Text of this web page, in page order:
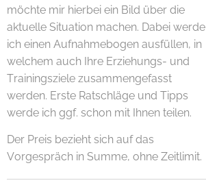
möchte mir hierbei ein Bild über die
aktuelle Situation machen. Dabei werde
ich einen Aufnahmebogen ausfüllen, in
welchem auch Ihre Erziehungs- und
Trainingsziele zusammengefasst
werden. Erste Ratschläge und Tipps
werde ich ggf. schon mit Ihnen teilen.
Der Preis bezieht sich auf das
Vorgespräch in Summe, ohne Zeitlimit.